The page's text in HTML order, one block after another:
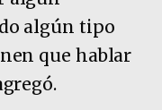
algún tipo
que hablar